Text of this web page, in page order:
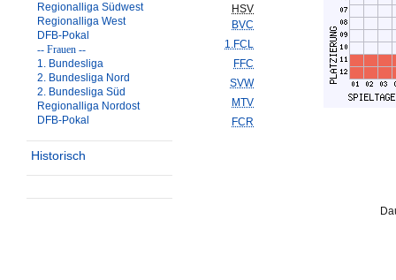
Regionalliga Südwest
Regionalliga West
DFB-Pokal
-- Frauen --
1. Bundesliga
2. Bundesliga Nord
2. Bundesliga Süd
Regionalliga Nordost
DFB-Pokal
Historisch
HSV
BVC
1.FCL
FFC
SVW
MTV
FCR